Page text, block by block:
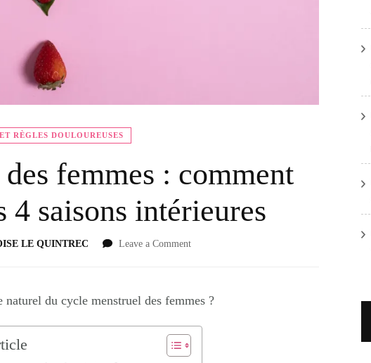
RÈGLES DOULOUREUSES
femmes : comment
4 saisons intérieures
LE QUINTREC Leave a Comment
du cycle menstruel des femmes ?